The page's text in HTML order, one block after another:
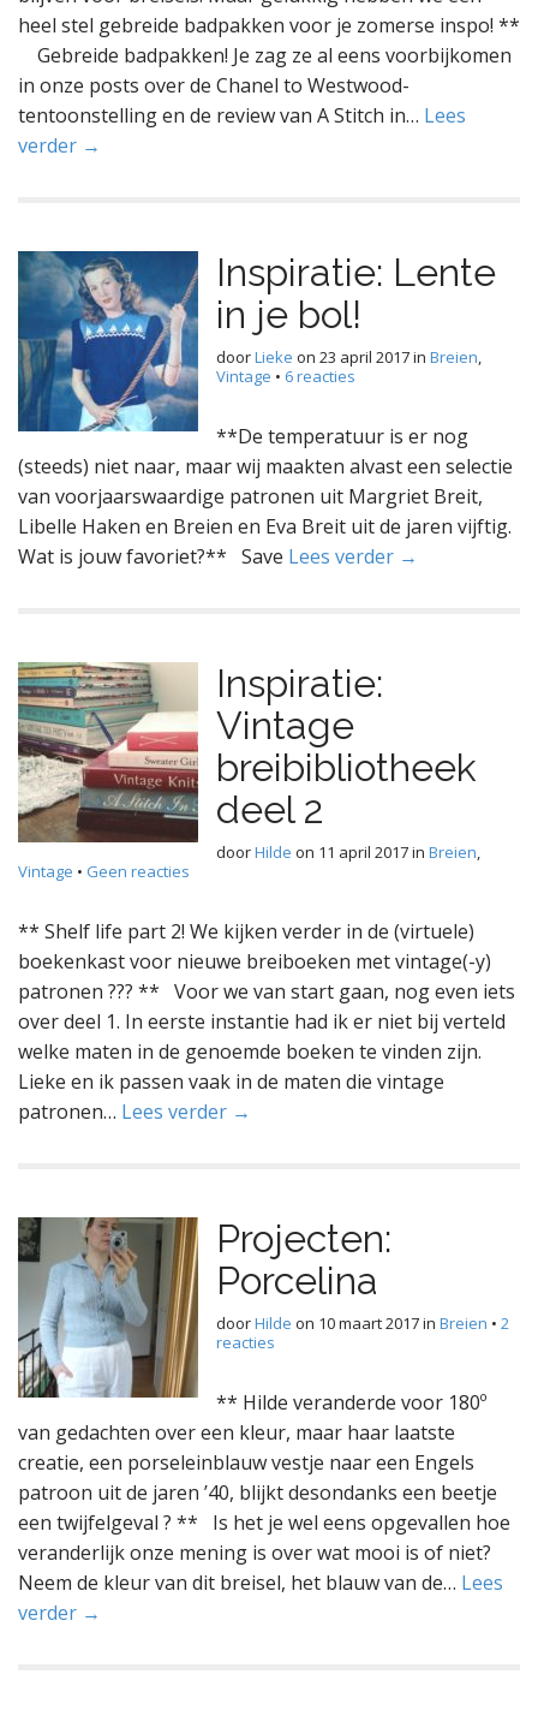
heel stel gebreide badpakken voor je zomerse inspo! **
Gebreide badpakken! Je zag ze al eens voorbijkomen
in onze posts over de Chanel to Westwood-
tentoonstelling en de review van A Stitch in… Lees
verder →
Inspiratie: Lente
in je bol!
doorLieke on 23 april 2017in Breien,
Vintage • 6 reacties
**De temperatuur is er nog
(steeds) niet naar, maar wij maakten alvast een selectie
van voorjaarswaardige patronen uit Margriet Breit,
Libelle Haken en Breien en Eva Breit uit de jaren vijftig.
Wat is jouw favoriet?** Save Lees verder →
Inspiratie:
Vintage
breibibliotheek
deel 2
doorHilde on 11 april 2017in Breien,
Vintage • Geen reacties
** Shelf life part 2! We kijken verder in de (virtuele)
boekenkast voor nieuwe breiboeken met vintage(-y)
patronen ??? ** Voor we van start gaan, nog even iets
over deel 1. In eerste instantie had ik er niet bij verteld
welke maten in de genoemde boeken te vinden zijn.
Lieke en ik passen vaak in de maten die vintage
patronen… Lees verder →
Projecten:
Porcelina
doorHilde on 10 maart 2017in Breien • 2
reacties
** Hilde veranderde voor 180º
van gedachten over een kleur, maar haar laatste
creatie, een porseleinblauw vestje naar een Engels
patroon uit de jaren ’40, blijkt desondanks een beetje
een twijfelgeval ? ** Is het je wel eens opgevallen hoe
veranderlijk onze mening is over wat mooi is of niet?
Neem de kleur van dit breisel, het blauw van de… Lees
verder →